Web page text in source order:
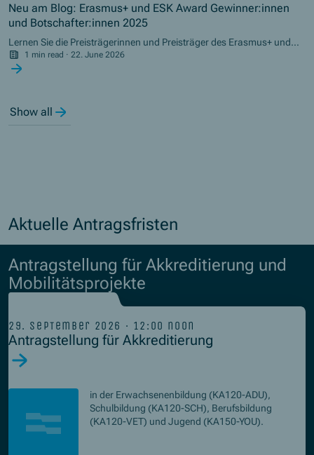
Neu am Blog: Erasmus+ und ESK Award Gewinner:innen
und Botschafter:innen 2025
Lernen Sie die Preisträgerinnen und Preisträger des Erasmus+ und
ESK Awards 2025 näher kennen. Erfahren Sie, welche Projekte sie
realisiert haben, wie sie Erasmus+ und das Europäische
mit Erasmus+ Berufsbildungsbotschafterin Beatrice Maierhofer
sowie ein Portrait des Erasmus+ Preisträgers in der Kategorie
1 min read · 22. June 2026
Show all
Aktuelle Antragsfristen
Antragstellung für Akkreditierung und
Mobilitätsprojekte
29. september 2026 · 12:00 noon
Antragstellung für Akkreditierung
in der Erwachsenenbildung (KA120-ADU),
Schulbildung (KA120-SCH), Berufsbildung
(KA120-VET) und Jugend (KA150-YOU).